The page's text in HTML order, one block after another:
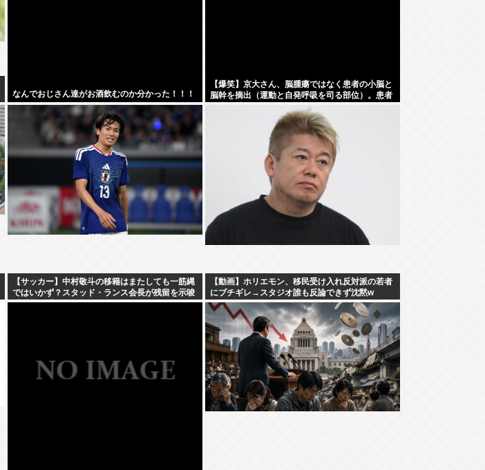
なんでおじさん達がお酒飲むのか分かった！！！
【爆笑】京大さん、脳腫瘍ではなく患者の小脳と
脳幹を摘出（運動と自発呼吸を司る部位）。患者
【サッカー】中村敬斗の移籍はまたしても一筋縄
ではいかず？スタッド・ランス会長が残留を示唆
「批判を受けることがあったとしても」
【動画】ホリエモン、移民受け入れ反対派の若者
にブチギレ→スタジオ誰も反論できず沈黙w